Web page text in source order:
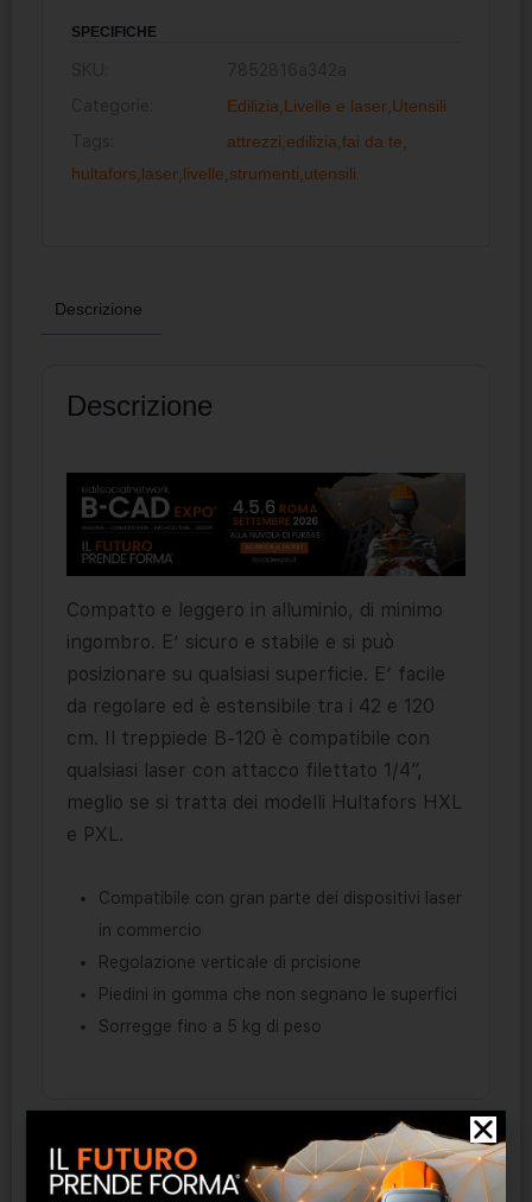
SPECIFICHE
Edilizia Livelle e laser Utensili
attrezzi edilizia ,fai da te
hultafors laser livelle strumenti utensili
Descrizione
Descrizione
Compatto e leggero in alluminio, di minimo
ingombro. E’ sicuro e stabile e si può
posizionare su qualsiasi superficie. E’ facile
da regolare ed è estensibile tra i 42 e 120
cm. Il treppiede B-120 è compatibile con
qualsiasi laser con attacco filettato 1/4”,
meglio se si tratta dei modelli Hultafors HXL
e PXL.
Compatibile con gran parte dei dispositivi laser
in commercio
Regolazione verticale di prcisione
Piedini in gomma che non segnano le superfici
Sorregge fino a 5 kg di peso
Prodotti correlati